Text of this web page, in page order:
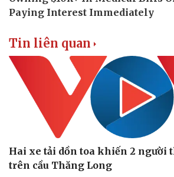
Tin liên quan
Hai xe tải dồn toa khiến 2 người
trên cầu Thăng Long